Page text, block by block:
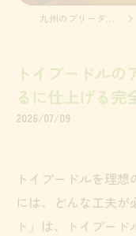
トイプードル
るに仕上げる完
2026/07/09
トイプードルを理
には、どんな工夫が
ト」は、トイプー